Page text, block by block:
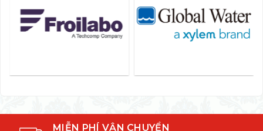
MIỄN PHÍ VẬN CHUYỂN